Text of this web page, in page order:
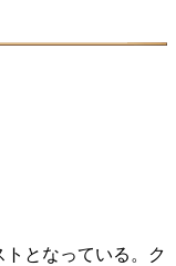
となっている。ク